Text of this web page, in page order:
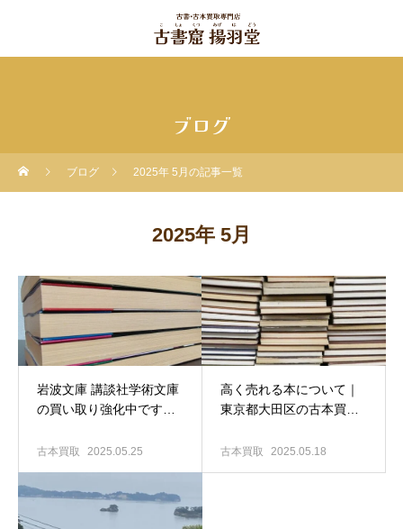
ブログ
ブログ 2025年 5月の記事一覧
2025年 5月
岩波文庫 講談社学術文庫
の買い取り強化中です｜
買取専門店 古書窟揚羽堂
古本買取 2025.05.25
高く売れる本について｜
東京都大田区の古本買取
古本買取 2025.05.18